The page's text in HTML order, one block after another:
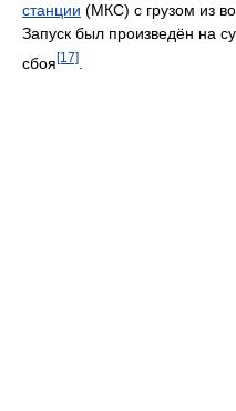
станции (МКС) с грузом из
Запуск был произведён на
сбоя [17]